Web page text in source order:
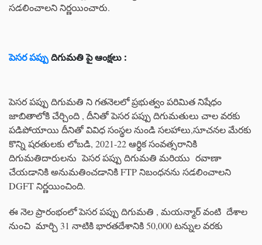
సడలించాలని నిర్ణయించారు.
పెసర పప్పు దిగుమతి పై ఆంక్షలు :
పెసర పప్పు దిగుమతి ని గతనెలలో ప్రభుత్వం పరిమిత నిషేధం
జాబితాలోకి చేర్చింది , దీనితో పెసర పప్పు దిగుమతులు చాల వరకు
పడిపోయాయి దీనితో వివిధ సంస్థల నుండి సలహాలు,సూచనల మేరకు
కొన్ని షరతులకు లోబడి, 2021-22 ఆర్థిక సంవత్సరానికి
దిగుమతిదారులను పెసర పప్పు దిగుమతి మరియు రవాణా
చేయడానికి అనుమతించడానికి FTP నిబంధనను సడలించాలని
DGFT నిర్ణయించింది.
ఈ నెల ప్రారంభంలో పెసర పప్పు దిగుమతి , మయన్మార్ వంటి దేశాల
నుంచి మార్చి 31 నాటికి భారతదేశానికి 50,000 టన్నుల వరకు